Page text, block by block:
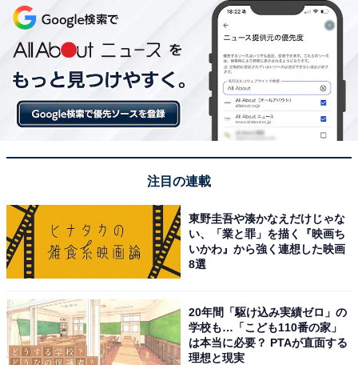
コイズミ ヘアドライヤー 海外対応 ホワイト（出典：Amazon
＞Amazonのページで見る
注目の連載
東野圭吾や湊かなえだけじゃな
い、「業と罪」を描く『映画ち
いかわ』から強く連想した映画
8選
20年間「駆け込み実績ゼロ」の
学校も…「こども110番の家」
は本当に必要？ PTAが直面する
理想と現実